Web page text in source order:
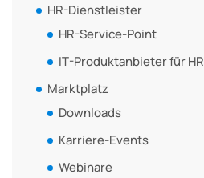
HR-Dienstleister
HR-Service-Point
IT-Produktanbieter für HR
Marktplatz
Downloads
Karriere-Events
Webinare